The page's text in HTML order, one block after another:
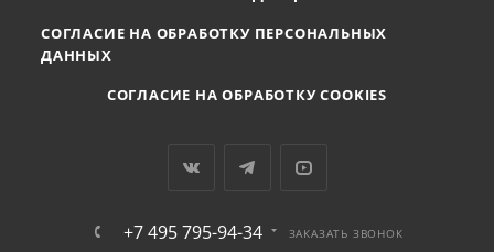
СОГЛАСИЕ НА ОБРАБОТКУ ПЕРСОНАЛЬНЫХ
ДАННЫХ
СОГЛАСИЕ НА ОБРАБОТКУ COOKIES
+7 495 795-94-34 ЗАКАЗАТЬ ЗВОНОК